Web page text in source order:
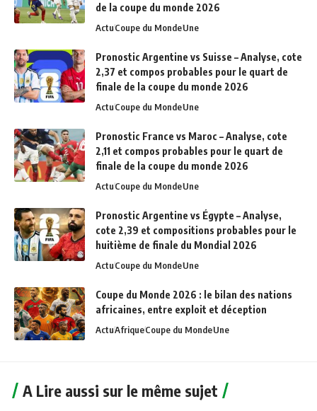
de la coupe du monde 2026
ActuCoupe du MondeUne
Pronostic Argentine vs Suisse – Analyse, cote
2,37 et compos probables pour le quart de
finale de la coupe du monde 2026
ActuCoupe du MondeUne
Pronostic France vs Maroc – Analyse, cote
2,11 et compos probables pour le quart de
finale de la coupe du monde 2026
ActuCoupe du MondeUne
Pronostic Argentine vs Égypte – Analyse,
cote 2,39 et compositions probables pour le
huitième de finale du Mondial 2026
ActuCoupe du MondeUne
Coupe du Monde 2026 : le bilan des nations
africaines, entre exploit et déception
ActuAfriqueCoupe du MondeUne
A Lire aussi sur le même sujet